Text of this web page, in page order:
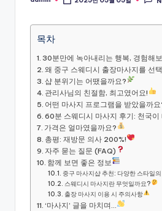
Posted
목차
30분만에 녹아내리는 행복, 경험해
왜 중구 스웨디시 출장마사지를 선
샵 분위기는 어땠을까요?
관리사님의 친절함, 최고였어요!
어떤 마사지 프로그램을 받았을까요
60분 스웨디시 마사지 후기: 천국이
가격은 얼마였을까요?
총평: 재방문 의사 200%!
자주 묻는 질문 (FAQ)
함께 보면 좋은 정보
중구 마사지샵 추천: 다양한 스타일
스웨디시 마사지란 무엇일까요?
출장 마사지 이용 시 주의사항
‘마사지’ 글을 마치며…